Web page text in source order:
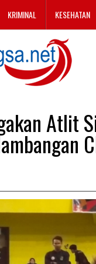
KRIMINAL KESEHATAN
Atlit